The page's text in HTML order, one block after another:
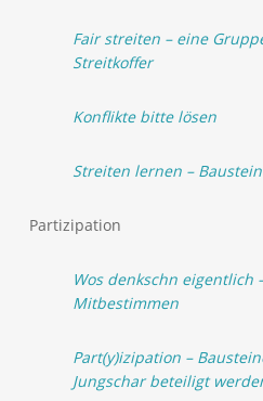
Fair streiten – eine
Streitkoffer
Konflikte bitte lösen
Streiten lernen –
Partizipation
Wos denkschn eigentlich
Mitbestimmen
Part(y)izipation –
Jungschar beteiligt